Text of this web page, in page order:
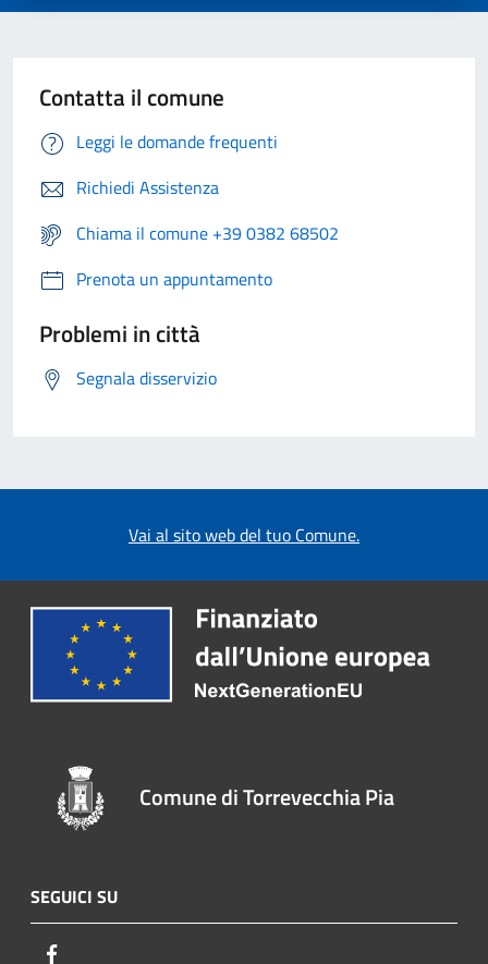
Contatta il comune
Leggi le domande frequenti
Richiedi Assistenza
Chiama il comune +39 0382 68502
Prenota un appuntamento
Problemi in città
Segnala disservizio
Vai al sito web del tuo Comune.
Comune di Torrevecchia Pia
SEGUICI SU